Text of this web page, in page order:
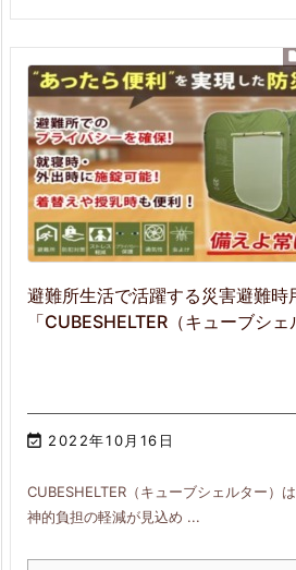
避難所生活で活躍する災害避難時
「CUBESHELTER（キューブシェ
 2022年10月16日
CUBESHELTER（キューブシェルター）
神的負担の軽減が見込め ...